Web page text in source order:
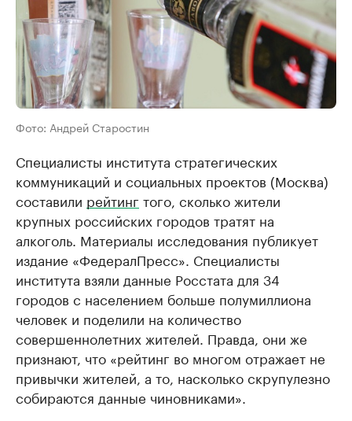
Фото: Андрей Старостин
Специалисты института стратегических
коммуникаций и социальных проектов (Москва)
составили рейтинг того, сколько жители
крупных российских городов тратят на
алкоголь. Материалы исследования публикует
издание «ФедералПресс». Специалисты
института взяли данные Росстата для 34
городов с населением больше полумиллиона
человек и поделили на количество
совершеннолетних жителей. Правда, они же
признают, что «рейтинг во многом отражает не
привычки жителей, а то, насколько скрупулезно
собираются данные чиновниками».